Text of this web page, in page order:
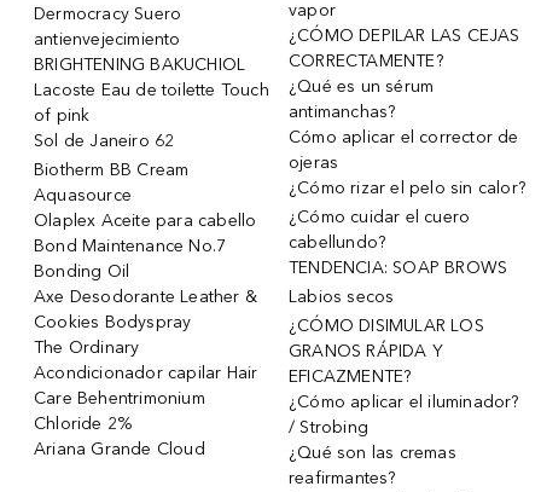
Dermocracy Suero
antienvejecimiento
BRIGHTENING BAKUCHIOL
Lacoste Eau de toilette Touch
of pink
Sol de Janeiro 62
Biotherm BB Cream
Aquasource
Olaplex Aceite para cabello
Bond Maintenance No.7
Bonding Oil
Axe Desodorante Leather &
Cookies Bodyspray
The Ordinary
Acondicionador capilar Hair
Care Behentrimonium
Chloride 2%
Ariana Grande Cloud
vapor
¿CÓMO DEPILAR LAS CEJAS
CORRECTAMENTE?
¿Qué es un sérum
antimanchas?
Cómo aplicar el corrector de
ojeras
¿Cómo rizar el pelo sin calor?
¿Cómo cuidar el cuero
cabellundo?
TENDENCIA: SOAP BROWS
Labios secos
¿CÓMO DISIMULAR LOS
GRANOS RÁPIDA Y
EFICAZMENTE?
¿Cómo aplicar el iluminador?
/ Strobing
¿Qué son las cremas
reafirmantes?